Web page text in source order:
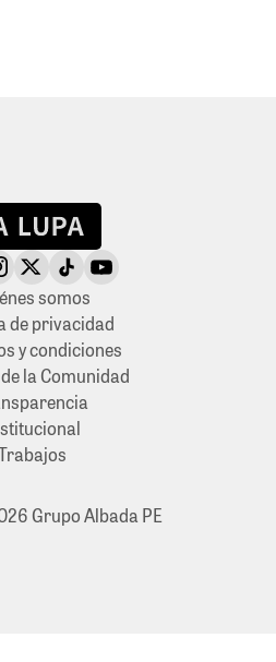
somos
de privacidad
y condiciones
la Comunidad
Grupo Albada PE